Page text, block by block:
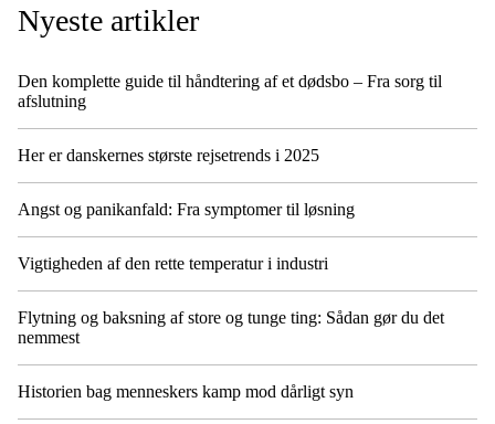
Nyeste artikler
Den komplette guide til håndtering af et dødsbo – Fra sorg til
afslutning
Her er danskernes største rejsetrends i 2025
Angst og panikanfald: Fra symptomer til løsning
Vigtigheden af den rette temperatur i industri
Flytning og baksning af store og tunge ting: Sådan gør du det
nemmest
Historien bag menneskers kamp mod dårligt syn